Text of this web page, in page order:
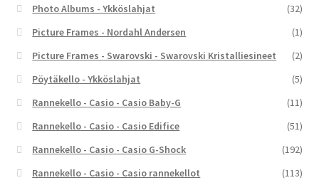
Photo Albums - Ykköslahjat
(32)
Picture Frames - Nordahl Andersen
(1)
Picture Frames - Swarovski - Swarovski Kristalliesineet
(2)
Pöytäkello - Ykköslahjat
(5)
Rannekello - Casio - Casio Baby-G
(11)
Rannekello - Casio - Casio Edifice
(51)
Rannekello - Casio - Casio G-Shock
(192)
Rannekello - Casio - Casio rannekellot
(113)